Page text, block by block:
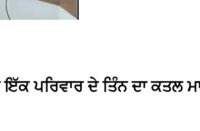
ਇੱਕ ਪਰਿਵਾਰ ਦੇ ਤਿੰਨ ਦਾ ਕਤਲ